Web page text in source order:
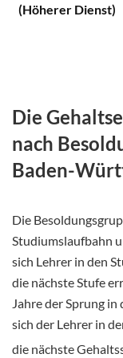
(Höherer Dienst)
Die
nach
Baden-
Die
Studiumslaufbahn
sich Lehrer in den
die nächste Stufe
Jahre der Sprung
sich der Lehrer in
die nächste